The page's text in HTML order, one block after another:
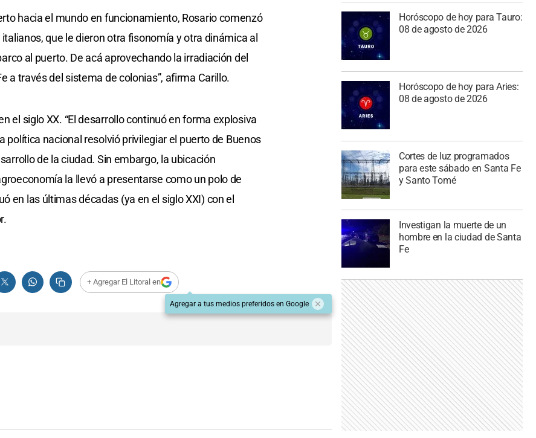
hacia el mundo en funcionamiento, Rosario comenzó
que le dieron otra fisonomía y otra dinámica al
al puerto. De acá aprovechando la irradiación del
a través del sistema de colonias”, afirma Carillo.
el siglo XX. “El desarrollo continuó en forma explosiva
política nacional resolvió privilegiar el puerto de Buenos
de la ciudad. Sin embargo, la ubicación
la llevó a presentarse como un polo de
en las últimas décadas (ya en el siglo XXI) con el
+ Agregar El Litoral en
Agregar a tus medios preferidos en Google
Horóscopo de hoy para Tauro:
08 de agosto de 2026
Horóscopo de hoy para Aries:
08 de agosto de 2026
Cortes de luz programados
para este sábado en Santa Fe
y Santo Tomé
Investigan la muerte de un
hombre en la ciudad de Santa
Fe